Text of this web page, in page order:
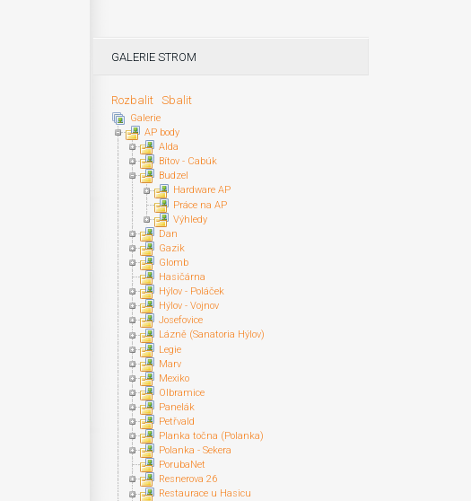
GALERIE STROM
Rozbalit Sbalit
Galerie
AP body
Alda
Bítov - Cabúk
Budzel
Hardware AP
Práce na AP
Výhledy
Dan
Gazik
Glomb
Hasičárna
Hýlov - Poláček
Hýlov - Vojnov
Josefovice
Lázně (Sanatoria Hýlov)
Legie
Marv
Mexiko
Olbramice
Panelák
Petřvald
Planka točna (Polanka)
Polanka - Sekera
PorubaNet
Resnerova 26
Restaurace u Hasicu